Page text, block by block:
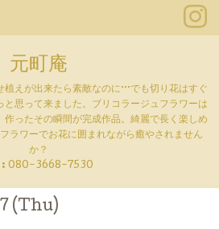
元町庵
えが出来たら素敵なのに···でも切り花はすぐ
と思って来ました。ブリコラージュフラワーは
ったその瞬間が完成作品。綺麗で長く楽しめ
ラワーでお花に囲まれながら癒やされません
か？
080-3668-7530
(Thu)